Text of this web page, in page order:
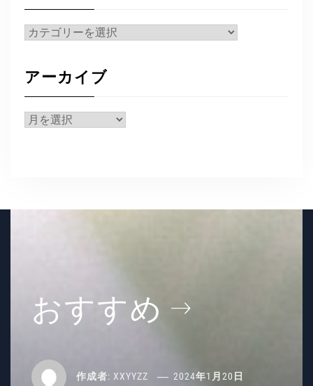
カ
リ
ー
アーカイブ
ア
おすすめ
作成者: XXYYZZ 2024年1月20日